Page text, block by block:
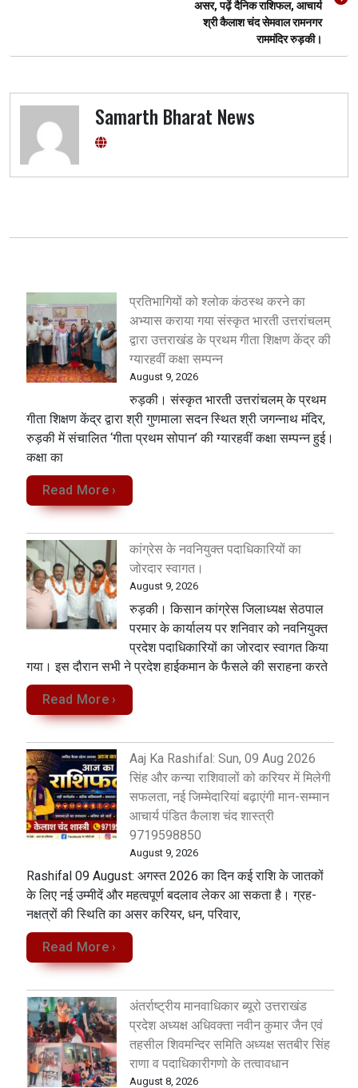
असर, पढ़ें दैनिक राशिफल, आचार्य
श्री कैलाश चंद सेमवाल रामनगर
राममंदिर रुड़की।
Samarth Bharat News
प्रतिभागियों को श्लोक कंठस्थ करने का
अभ्यास कराया गया संस्कृत भारती उत्तरांचलम्
द्वारा उत्तराखंड के प्रथम गीता शिक्षण केंद्र की
ग्यारहवीं कक्षा सम्पन्न
August 9, 2026
रुड़की। संस्कृत भारती उत्तरांचलम् के प्रथम
गीता शिक्षण केंद्र द्वारा श्री गुणमाला सदन स्थित श्री जगन्नाथ मंदिर,
रुड़की में संचालित ‘गीता प्रथम सोपान’ की ग्यारहवीं कक्षा सम्पन्न हुई।
कक्षा का
Read More ›
कांग्रेस के नवनियुक्त पदाधिकारियों का
जोरदार स्वागत।
August 9, 2026
रुड़की। किसान कांग्रेस जिलाध्यक्ष सेठपाल
परमार के कार्यालय पर शनिवार को नवनियुक्त
प्रदेश पदाधिकारियों का जोरदार स्वागत किया
गया। इस दौरान सभी ने प्रदेश हाईकमान के फैसले की सराहना करते
Read More ›
Aaj Ka Rashifal: Sun, 09 Aug 2026
सिंह और कन्या राशिवालों को करियर में मिलेगी
सफलता, नई जिम्मेदारियां बढ़ाएंगी मान-सम्मान
आचार्य पंडित कैलाश चंद शास्त्री
9719598850
August 9, 2026
Rashifal 09 August: अगस्त 2026 का दिन कई राशि के जातकों
के लिए नई उम्मीदें और महत्वपूर्ण बदलाव लेकर आ सकता है। ग्रह-
नक्षत्रों की स्थिति का असर करियर, धन, परिवार,
Read More ›
अंतर्राष्ट्रीय मानवाधिकार ब्यूरो उत्तराखंड
प्रदेश अध्यक्ष अधिवक्ता नवीन कुमार जैन एवं
तहसील शिवमन्दिर समिति अध्यक्ष सतबीर सिंह
राणा व पदाधिकारीगणो के तत्वावधान
August 8, 2026